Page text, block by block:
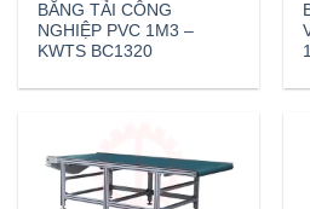
BĂNG TẢI CÔNG
NGHIỆP PVC 1M3 –
KWTS BC1320